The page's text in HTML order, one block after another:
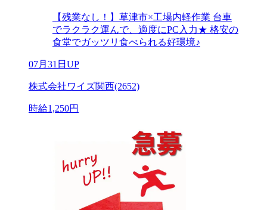
【残業なし！】草津市×工場内軽作業 台車
でラクラク運んで、適度にPC入力★ 格安の
食堂でガッツリ食べられる好環境♪
07月31日UP
株式会社ワイズ関西(2652)
時給1,250円